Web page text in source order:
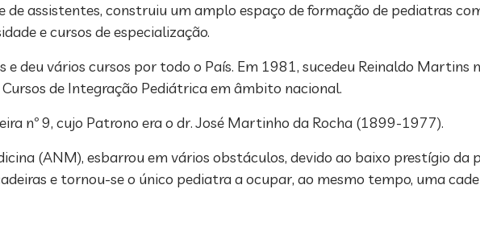
assistentes, construiu um amplo espaço de formação de pediatras
e cursos de especialização.
e deu vários cursos por todo o País. Em 1981, sucedeu Reinaldo Martins
de Integração Pediátrica em âmbito nacional.
nº 9, cujo Patrono era o dr. José Martinho da Rocha (1899-1977).
(ANM), esbarrou em vários obstáculos, devido ao baixo prestígio da
e tornou-se o único pediatra a ocupar, ao mesmo tempo, uma